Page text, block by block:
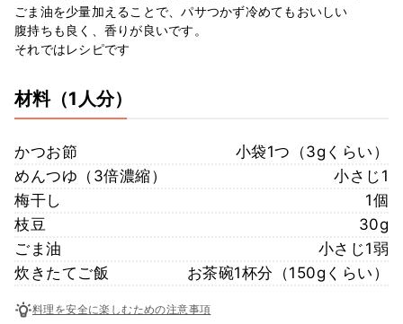
ごま油を少量加えることで、パサつかず冷めてもおいしい
腹持ちも良く、香りが良いです。
それではレシピです
材料（1人分）
かつお節
小袋1つ（3gくらい）
めんつゆ（3倍濃縮）
小さじ1
梅干し
1個
枝豆
30g
ごま油
小さじ1弱
炊きたてご飯
お茶碗1杯分（150gくらい）
料理を安全に楽しむための注意事項